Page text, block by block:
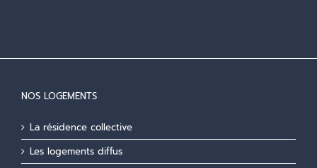
NOS LOGEMENTS
La résidence collective
Les logements diffus